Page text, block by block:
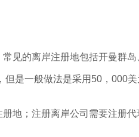
见的离岸注册地包括开曼群岛
是一般做法是采用50，000
地；注册离岸公司需要注册